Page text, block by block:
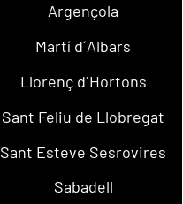
Argençola
Martí d´Albars
Llorenç d´Hortons
Sant Feliu de Llobregat
Sant Esteve Sesrovires
Sabadell